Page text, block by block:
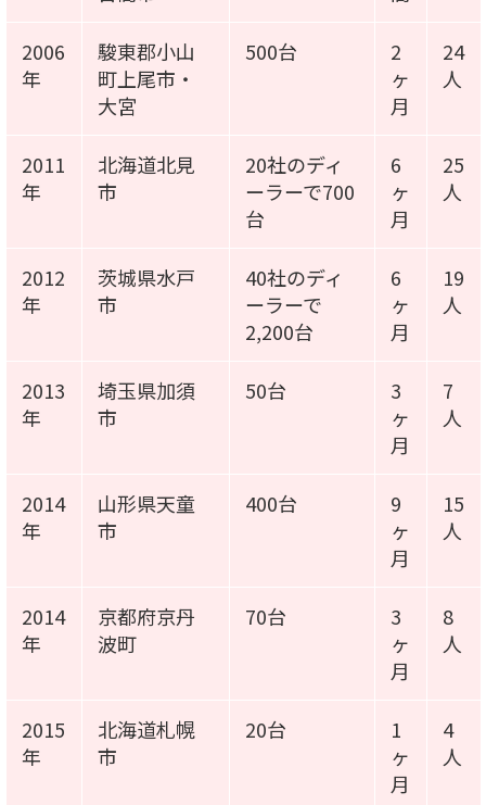
2006
年
駿東郡小山
町上尾市・
大宮
500台
2
ヶ
月
24
人
2011
年
北海道北見
市
20社のディ
ーラーで700
台
6
ヶ
月
25
人
2012
年
茨城県水戸
市
40社のディ
ーラーで
2,200台
6
ヶ
月
19
人
2013
年
埼玉県加須
市
50台
3
ヶ
月
7
人
2014
年
山形県天童
市
400台
9
ヶ
月
15
人
2014
年
京都府京丹
波町
70台
3
ヶ
月
8
人
2015
年
北海道札幌
市
20台
1
ヶ
月
4
人